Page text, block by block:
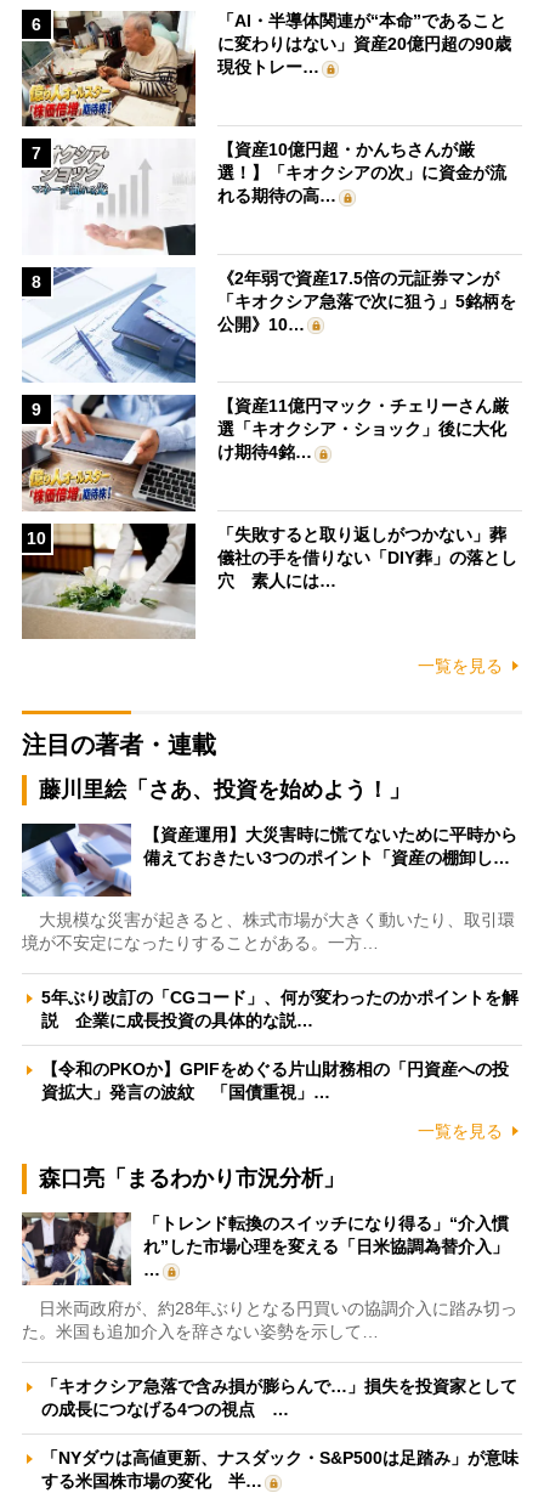
6
「AI・半導体関連が“本命”であること
に変わりはない」資産20億円超の90歳
現役トレー…
7
【資産10億円超・かんちさんが厳
選！】「キオクシアの次」に資金が流
れる期待の高…
8
《2年弱で資産17.5倍の元証券マンが
「キオクシア急落で次に狙う」5銘柄を
公開》10…
9
【資産11億円マック・チェリーさん厳
選「キオクシア・ショック」後に大化
け期待4銘…
10
「失敗すると取り返しがつかない」葬
儀社の手を借りない「DIY葬」の落とし
穴 素人には…
一覧を見る
注目の著者・連載
藤川里絵「さあ、投資を始めよう！」
【資産運用】大災害時に慌てないために平時から
備えておきたい3つのポイント「資産の棚卸し…
大規模な災害が起きると、株式市場が大きく動いたり、取引環
境が不安定になったりすることがある。一方…
5年ぶり改訂の「CGコード」、何が変わったのかポイントを解
説 企業に成長投資の具体的な説…
【令和のPKOか】GPIFをめぐる片山財務相の「円資産への投
資拡大」発言の波紋 「国債重視」…
一覧を見る
森口亮「まるわかり市況分析」
「トレンド転換のスイッチになり得る」“介入慣
れ”した市場心理を変える「日米協調為替介入」
…
日米両政府が、約28年ぶりとなる円買いの協調介入に踏み切っ
た。米国も追加介入を辞さない姿勢を示して…
「キオクシア急落で含み損が膨らんで…」損失を投資家として
の成長につなげる4つの視点 …
「NYダウは高値更新、ナスダック・S&P500は足踏み」が意味
する米国株市場の変化 半…